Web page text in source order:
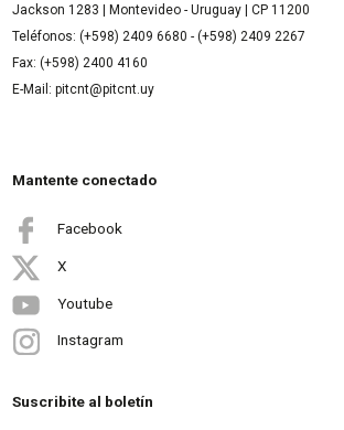
Jackson 1283 | Montevideo - Uruguay | CP 11200
Teléfonos: (+598) 2409 6680 - (+598) 2409 2267
Fax: (+598) 2400 4160
E-Mail: pitcnt@pitcnt.uy
Mantente conectado
Facebook
X
Youtube
Instagram
Suscribite al boletín